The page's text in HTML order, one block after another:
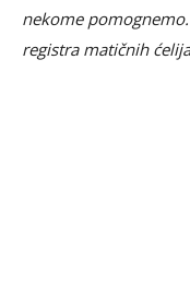
nekome
registra matičnih